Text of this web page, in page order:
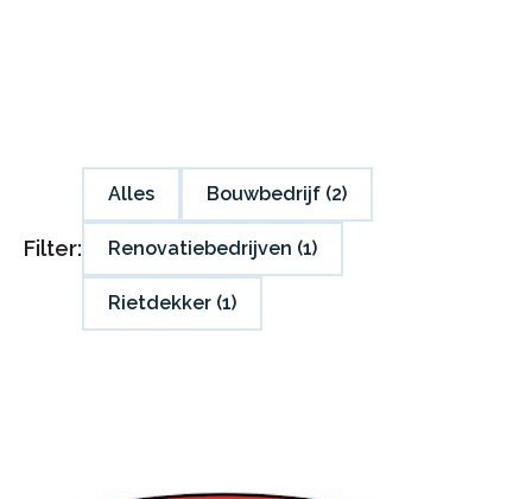
Filter:
Alles Bouwbedrijf (2)
Renovatiebedrijven (1)
Rietdekker (1)